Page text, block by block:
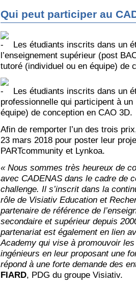
Qui peut participer au
Les étudiants inscrits dans un
l’enseignement supérieur (post
tutoré (individuel ou en équipe) de
Les étudiants inscrits dans un
professionnelle qui participent à
équipe) de conception en CAO 3D.
Afin de remporter l’un des trois
23 mars 2018 pour poster leur
PARTcommunity et Lynkoa.
« Nous sommes très heureux de
avec CADENAS dans le cadre de
challenge. Il s’inscrit dans la
rôle de Visiativ Education et
partenaire de référence de
secondaire et supérieur depuis
partenariat est également en lien
Academy qui vise à promouvoir
ingénieurs en leur proposant une
répond à une forte demande des
FIARD, PDG du groupe Visiativ.